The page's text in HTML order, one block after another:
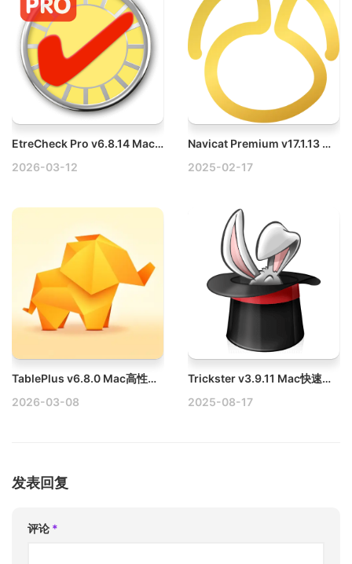
EtreCheck Pro v6.8.14 Mac系统信息监测工具
2026-03-12
Navicat Premium v17.1.13 Win数据库管理工具破解版下载
2025-02-17
TablePlus v6.8.0 Mac高性能数据库开发工具破解版
2026-03-08
Trickster v3.9.11 Mac快速访问最近使用的文件、文件夹和应用程序破解版
2025-08-17
发表回复
评论 *